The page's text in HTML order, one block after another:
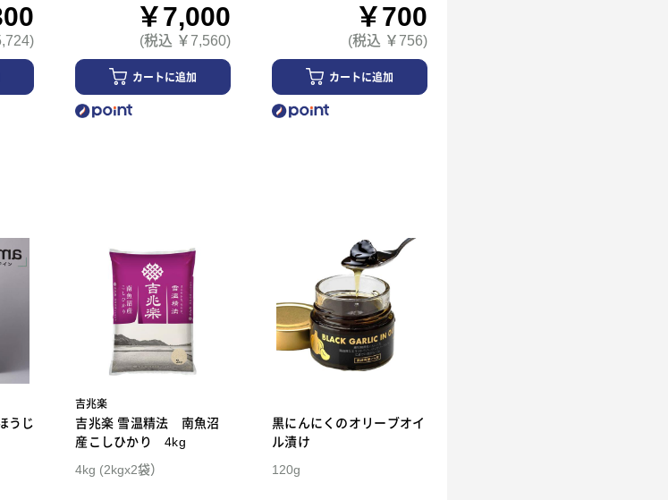
￥7,000
(税込 ￥7,560)
カートに追加
￥700
(税込 ￥756)
カートに追加
うじ
吉兆楽
吉兆楽 雪温精法 南魚沼
産こしひかり 4kg
4kg (2kgx2袋）
黒にんにくのオリーブオイ
ル漬け
120g